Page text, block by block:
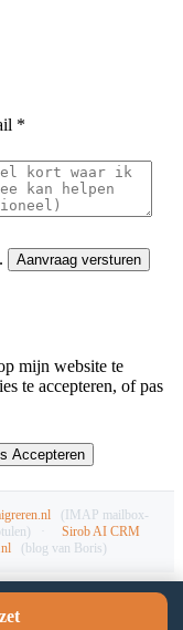
*
. Aanvraag versturen
mijn website te
te accepteren, of pas
Accepteren
(IMAP mailbox-
Sirob AI CRM
(blog van Boris)